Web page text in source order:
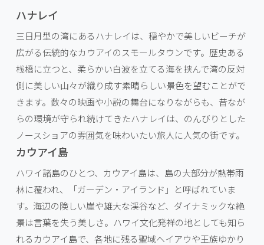
ハナレイ
三日月型の湾にあるハナレイは、穏やかで美しいビーチが
広がる伝統的なカウアイのスモールタウンです。歴史ある
桟橋に立つと、柔らかい白波を立てる海を挟んで湾の反対
側に美しい山々が織り成す素晴らしい景色を望むことがで
きます。数々の映画や小説の舞台になりながらも、昔なが
らの環境が守られ続けてきたハナレイは、のんびりとした
ノースショアの雰囲気を味わいたい旅人に人気の街です。
カウアイ島
ハワイ諸島のひとつ、カウアイ島は、島の大部分が熱帯雨
林に覆われ、「ガーデン・アイランド」と呼ばれていま
す。海辺の険しい崖や雄大な渓谷など、ダイナミックな絶
景は言葉を失う美しさ。ハワイ文化発祥の地としても知ら
れるカウアイ島で、各地に残る聖域ヘイアウや王族ゆかり